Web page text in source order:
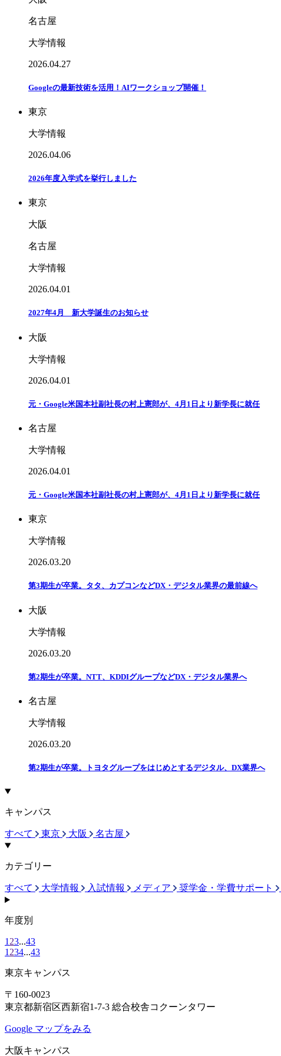
名古屋
大学情報
2026.04.27
Googleの最新技術を活用！AIワークショップ開催！
東京
大学情報
2026.04.06
2026年度入学式を挙行しました
東京
大阪
名古屋
大学情報
2026.04.01
2027年4月 新大学誕生のお知らせ
大阪
大学情報
2026.04.01
元・Google米国本社副社長の村上憲郎が、4月1日より新学長に就任
名古屋
大学情報
2026.04.01
元・Google米国本社副社長の村上憲郎が、4月1日より新学長に就任
東京
大学情報
2026.03.20
第3期生が卒業。タタ、カプコンなどDX・デジタル業界の最前線へ
大阪
大学情報
2026.03.20
第2期生が卒業。NTT、KDDIグループなどDX・デジタル業界へ
名古屋
大学情報
2026.03.20
第2期生が卒業。トヨタグループをはじめとするデジタル、DX業界へ
キャンパス
すべて 東京 大阪 名古屋
カテゴリー
すべて 大学情報 入試情報 メディア 奨学金・学費サポート
年度別
1 23...43
1 234...43
東京キャンパス
〒160-0023
東京都新宿区西新宿1-7-3 総合校舎コクーンタワー
Google マップをみる
大阪キャンパス